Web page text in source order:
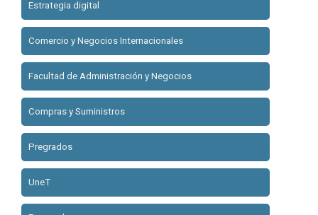
Estrategia digital
Comercio y Negocios Internacionales
Facultad de Administración y Negocios
Compras y Suministros
Pregrados
UneT